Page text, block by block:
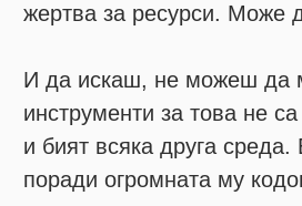
жертва за ресурси. Може
И да искаш, не можеш да
инструменти за това не
и бият всяка друга
поради огромната му